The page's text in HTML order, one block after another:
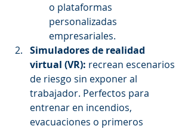
o plataformas
personalizadas
empresariales.
Simuladores de realidad
virtual (VR): recrean escenarios
de riesgo sin exponer al
trabajador. Perfectos para
entrenar en incendios,
evacuaciones o primeros